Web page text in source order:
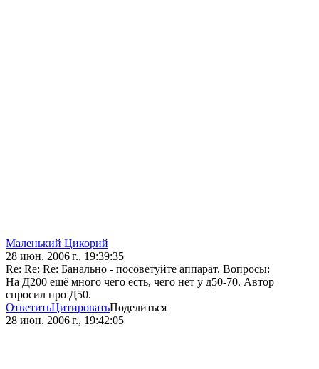
Маленький Цикорий
28 июн. 2006 г., 19:39:35
Re: Re: Re: Банально - посоветуйте аппарат. Вопросы:
На Д200 ещё много чего есть, чего нет у д50-70. Автор
спросил про Д50.
ОтветитьЦитироватьПоделиться
28 июн. 2006 г., 19:42:05